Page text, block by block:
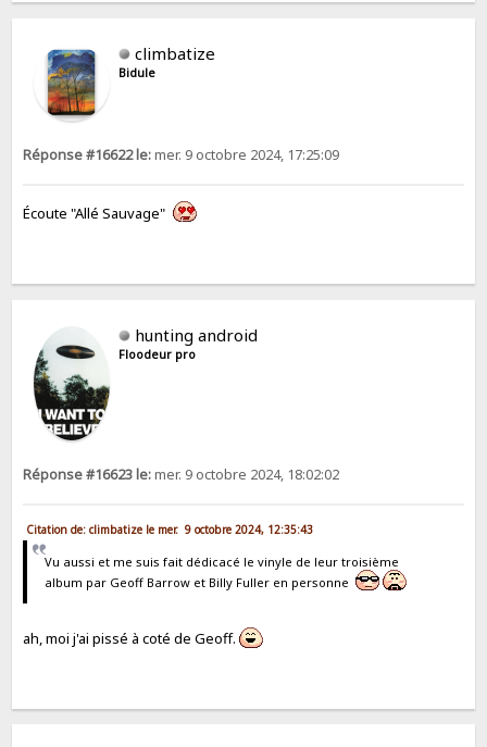
climbatize
Bidule
Réponse #16622 le:mer. 9 octobre 2024, 17:25:09
Écoute "Allé Sauvage"
hunting android
Floodeur pro
Réponse #16623 le:mer. 9 octobre 2024, 18:02:02
Citation de: climbatize le mer. 9 octobre 2024, 12:35:43
Vu aussi et me suis fait dédicacé le vinyle de leur troisième
album par Geoff Barrow et Billy Fuller en personne
ah, moi j'ai pissé à coté de Geoff.